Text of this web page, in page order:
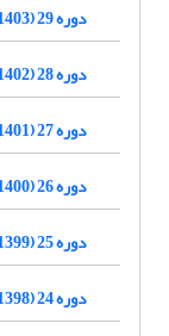
دوره 29 (1403)
دوره 28 (1402)
دوره 27 (1401)
دوره 26 (1400)
دوره 25 (1399)
دوره 24 (1398)